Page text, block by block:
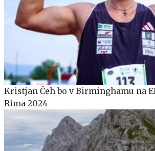
Kristjan Čeh bo v Birminghamu na
Rima 2024